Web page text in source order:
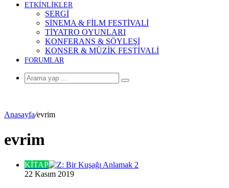
ETKİNLİKLER
SERGİ
SİNEMA & FİLM FESTİVALİ
TİYATRO OYUNLARI
KONFERANS & SÖYLEŞİ
KONSER & MÜZİK FESTİVALİ
FORUMLAR
Arama
Anasayfa/evrim
evrim
KİTAP
22 Kasım 2019